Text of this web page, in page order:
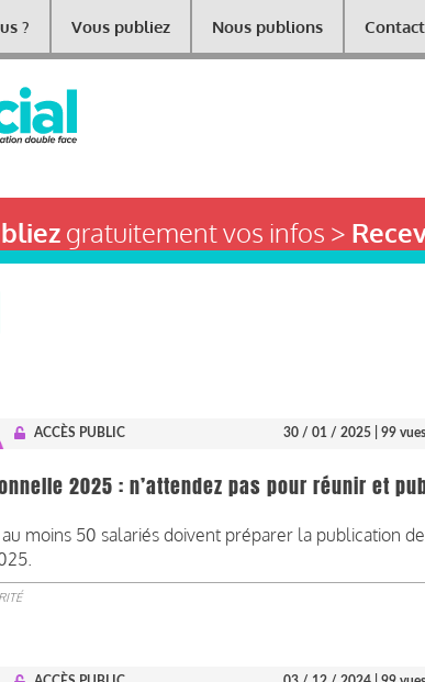
? Vous publiez Nous publions
gratuitement vos infos >
ACCÈS PUBLIC 30 / 01 / 2025 | 99 vues
2025 : n’attendez pas pour réunir et
moins 50 salariés doivent préparer la publication